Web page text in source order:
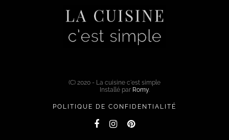
(C) 2020 - La cuisine c'est simple
Installé par Romy.
POLITIQUE DE CONFIDENTIALITÉ